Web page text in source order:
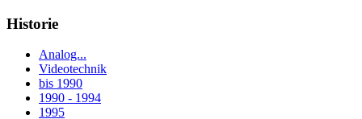
Historie
Analog...
Videotechnik
bis 1990
1990 - 1994
1995